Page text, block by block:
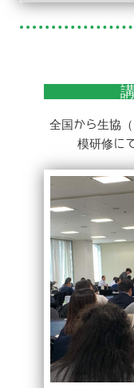
全国から生協
模研修に